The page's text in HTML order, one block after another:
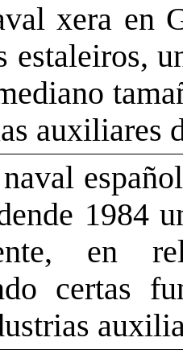
xera en
estaleiros,
auxiliares
1984
en
certas